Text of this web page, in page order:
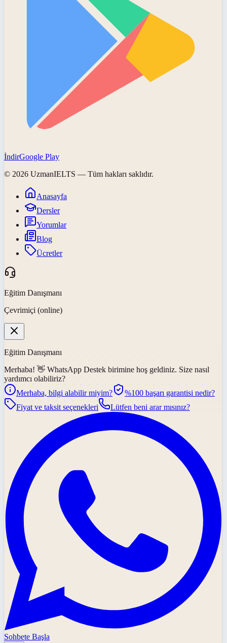
İndirGoogle Play
© 2026 UzmanIELTS — Tüm hakları saklıdır.
Anasayfa
Dersler
Yorumlar
Blog
Ücretler
Eğitim Danışmanı
Çevrimiçi (online)
Eğitim Danışmanı
Merhaba! 👋 WhatsApp Destek birimine hoş geldiniz. Size nasıl
yardımcı olabiliriz?
Merhaba, bilgi alabilir miyim?
%100 başarı garantisi nedir?
Fiyat ve taksit seçenekleri
Lütfen beni arar mısınız?
Sohbete Başla